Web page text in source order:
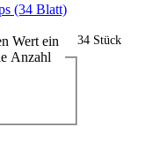
(34 Blatt)
34 Stück
Wert ein
Anzahl